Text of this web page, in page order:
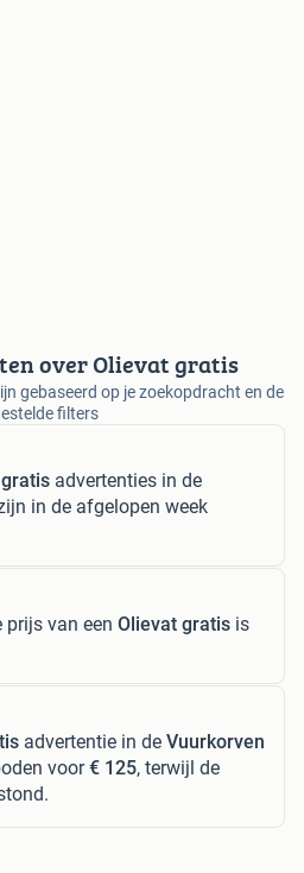
over Olievat gratis
gebaseerd op je zoekopdracht en de
filters
advertenties in de
in de afgelopen week
prijs van een Olievat gratis is
advertentie in de Vuurkorven
voor€ 125, terwijl de